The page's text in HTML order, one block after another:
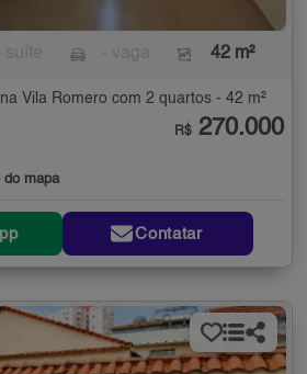
42 m²
Vila Romero com 2 quartos - 42 m²
do mapa
R$ 270.000
Contatar